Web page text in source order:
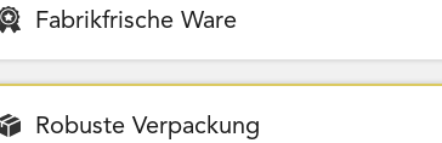
Fabrikfrische Ware
Robuste Verpackung